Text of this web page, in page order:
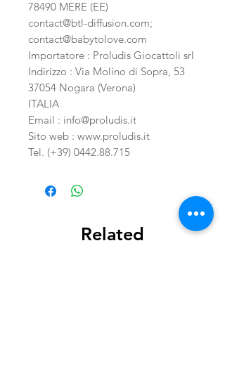
78490 MERE (EE)
contact@btl-diffusion.com;
contact@babytolove.com
Importatore : Proludis Giocattoli srl
Indirizzo : Via Molino di Sopra, 53
37054 Nogara (Verona)
ITALIA
Email : info@proludis.it
Sito web : www.proludis.it
Tel. (+39) 0442.88.715
Related